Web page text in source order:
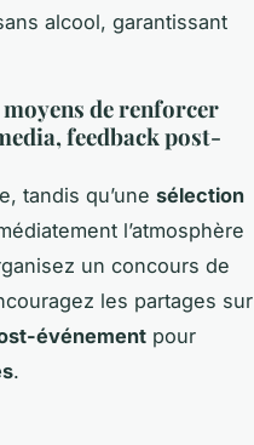
alcool, garantissant
de renforcer
feedback post-
tandis qu’une sélection
l’atmosphère
un concours de
les partages sur
événement pour
.